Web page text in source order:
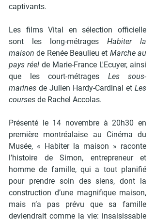
captivants.
Les films Vital en sélection officielle
sont les long-métrages Habiter la
maison de Renée Beaulieu et Marche au
pays réel de Marie-France L'Ecuyer, ainsi
que les court-métrages Les sous-
marines de Julien Hardy-Cardinal et Les
courses de Rachel Accolas.
Présenté le 14 novembre à 20h30 en
première montréalaise au Cinéma du
Musée, « Habiter la maison » raconte
l’histoire de Simon, entrepreneur et
homme de famille, qui a tout planifié
pour prendre soin des siens, dont la
construction d’une magnifique maison,
mais n’a pas prévu que sa famille
deviendrait comme la vie: insaisissable